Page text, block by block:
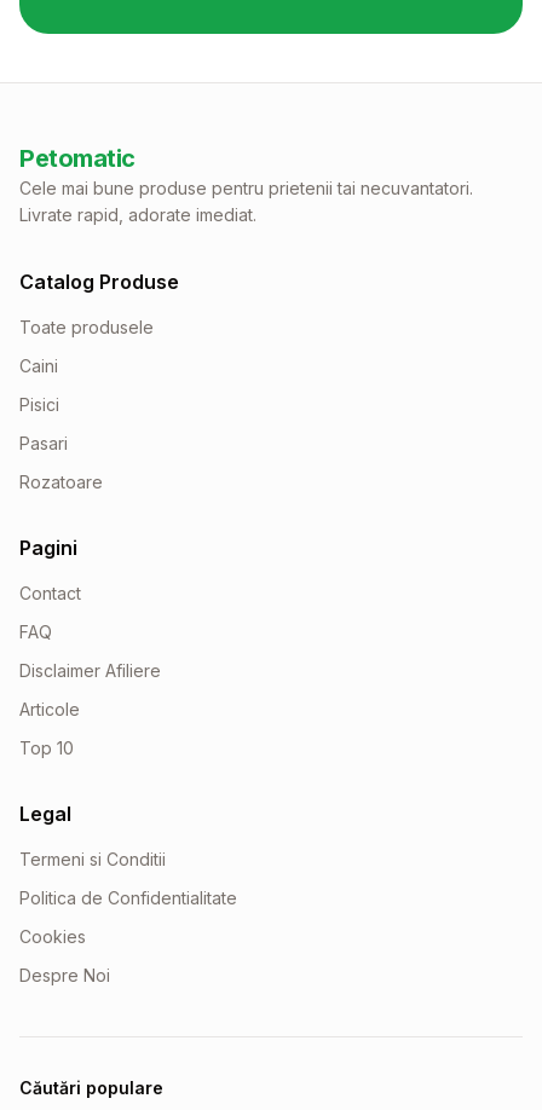
Petomatic
Cele mai bune produse pentru prietenii tai necuvantatori.
Livrate rapid, adorate imediat.
Catalog Produse
Toate produsele
Caini
Pisici
Pasari
Rozatoare
Pagini
Contact
FAQ
Disclaimer Afiliere
Articole
Top 10
Legal
Termeni si Conditii
Politica de Confidentialitate
Cookies
Despre Noi
Căutări populare